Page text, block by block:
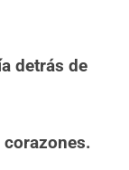
detrás de